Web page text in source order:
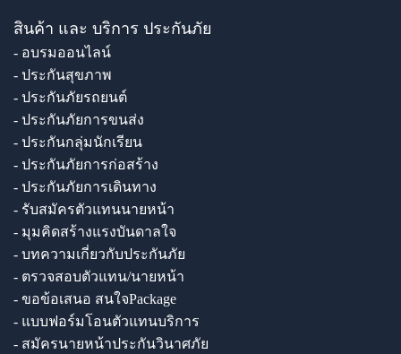
สินค้า และ บริการ ประกันภัย
- อบรมออนไลน์
- ประกันสุขภาพ
- ประกันภัยรถยนต์
- ประกันภัยการขนส่ง
- ประกันกลุ่มนักเรียน
- ประกันภัยการก่อสร้าง
- ประกันภัยการเดินทาง
- รับสมัครตัวแทนนายหน้า
- มุมคิดสร้างแรงบันดาลใจ
- บทความเกี่ยวกับประกันภัย
- ตรวจสอบตัวแทน/นายหน้า
- ขอข้อเสนอ สนใจPackage
- แบบฟอร์มโอนตัวแทนบริการ
- สมัครนายหน้าประกันวินาศภัย